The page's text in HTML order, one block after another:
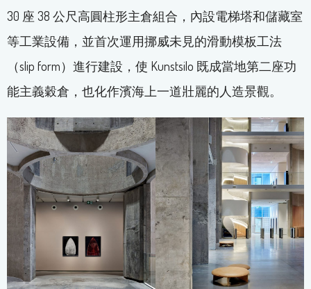
30 座 38 公尺高圓柱形主倉組合，內設電梯塔和儲藏室
等工業設備，並首次運用挪威未見的滑動模板工法
（slip form）進行建設，使 Kunstsilo 既成當地第二座功
能主義穀倉，也化作濱海上一道壯麗的人造景觀。